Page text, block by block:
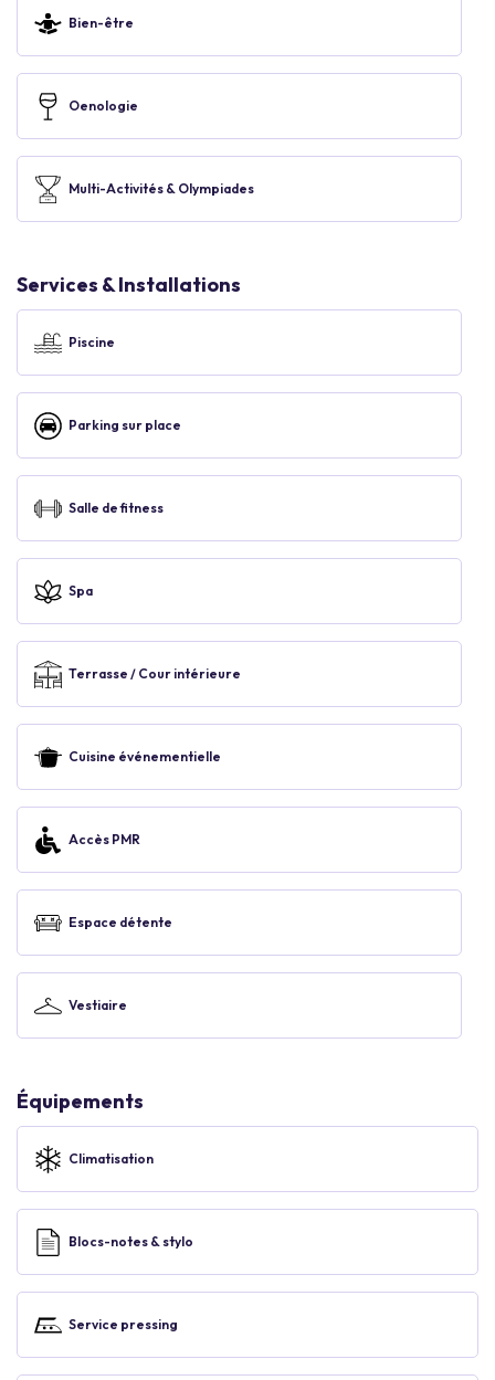
Bien-être
Oenologie
Multi-Activités & Olympiades
Services & Installations
Piscine
Parking sur place
Salle de fitness
Spa
Terrasse / Cour intérieure
Cuisine événementielle
Accès PMR
Espace détente
Vestiaire
Équipements
Climatisation
Blocs-notes & stylo
Service pressing